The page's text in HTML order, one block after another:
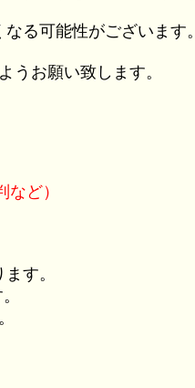
る可能性がございます。
うお願い致します。
ど）
す。